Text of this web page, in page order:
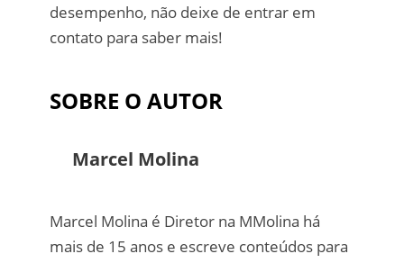
desempenho, não deixe de entrar em
contato para saber mais!
SOBRE O AUTOR
Marcel Molina
Marcel Molina é Diretor na MMolina há
mais de 15 anos e escreve conteúdos para